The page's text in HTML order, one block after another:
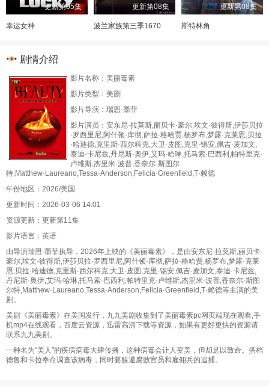
更新第05集
幸运女神
更新第08集
波兰家族第三季1670
更新第08集
斯特林角
剧情介绍
影片名称：美丽毒素
影片类型：美剧
影片导演：瑞恩·墨菲
影片演员：安东尼·拉莫斯,丽贝卡·豪尔,埃文·彼得斯,伊莎贝拉
·罗西里尼,阿什顿·库彻,萨拉·格哈贾,杨罗布,梦露·克莱恩,贝拉
·哈迪德,克里斯·西尔科克,大卫·皮图,克里·锡安,佩吉·麦加文,
泰迪·卡尼兹,丹尼斯·奥伊,艾玛·哈琳,托马索·巴西利,帕特里克·
卢维斯,杰里米·波普,香奈尔·斯图尔
特,Matthew·Laureano,Tessa·Anderson,Felicia·Greenfield,T·赖德
年份地区：2026/美国
更新时间：2026-03-06 14:01
资源更新：更新第11集
影片语言：英语
由导演瑞恩·墨菲执导，2026年上映的《美丽毒素》，是由安东尼·拉莫斯,丽贝卡·
豪尔,埃文·彼得斯,伊莎贝拉·罗西里尼,阿什顿·库彻,萨拉·格哈贾,杨罗布,梦露·克莱
恩,贝拉·哈迪德,克里斯·西尔科克,大卫·皮图,克里·锡安,佩吉·麦加文,泰迪·卡尼兹,
丹尼斯·奥伊,艾玛·哈琳,托马索·巴西利,帕特里克·卢维斯,杰里米·波普,香奈尔·斯图
尔特,Matthew·Laureano,Tessa·Anderson,Felicia·Greenfield,T·赖德等主演的美
剧。
美剧《美丽毒素》在美国发行，九九美剧收集到了美丽毒素pc网页端现在观看,手
机mp4在线观看，百度云资源，迅雷高清下载等资源，如果有更好更快的资源请
联系九九美剧。
一种名为“美人”的疾病病毒大肆传播，这种病毒会让人变美，但却足以致命。搭档
德鲁和卡拉奉命调查该病毒，同时要躲避腐败官员和雇佣兵的追捕。